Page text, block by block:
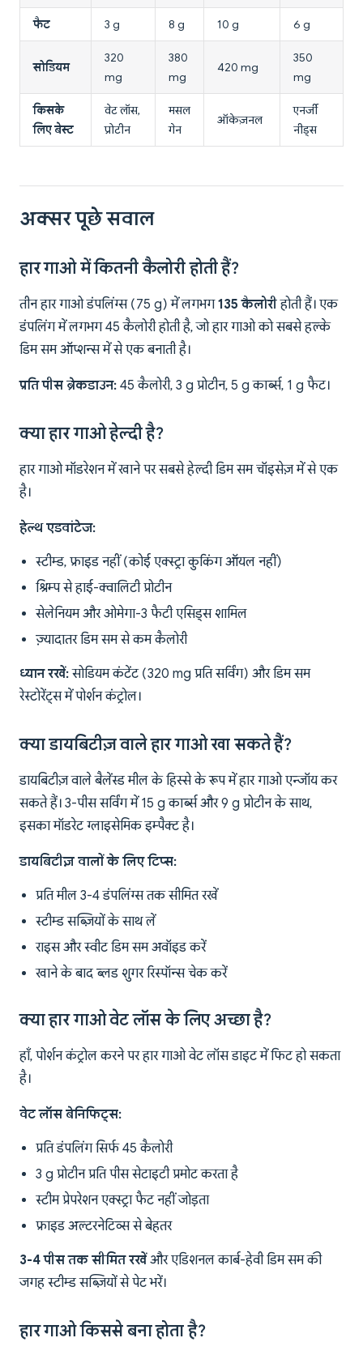
फैट 3 g 8 g 10 g 6 g
सोडियम
320
mg
380
mg
420 mg
350
mg
किसके
लिए बेस्ट
वेट लॉस,
प्रोटीन
मसल
गेन
ऑकेज़नल
एनर्जी
नीड्स
अक्सर पूछे सवाल
हार गाओ में कितनी कैलोरी होती हैं?
तीन हार गाओ डंपलिंग्स (75 g) में लगभग135 कैलोरीहोती हैं। एक
डंपलिंग में लगभग 45 कैलोरी होती है, जो हार गाओ को सबसे हल्के
डिम सम ऑप्शन्स में से एक बनाती है।
प्रति पीस ब्रेकडाउन: 45 कैलोरी, 3 g प्रोटीन, 5 g कार्ब्स, 1 g फैट।
क्या हार गाओ हेल्दी है?
हार गाओ मॉडरेशन में खाने पर सबसे हेल्दी डिम सम चॉइसेज़ में से एक
है।
हेल्थ एडवांटेज:
स्टीम्ड, फ्राइड नहीं (कोई एक्स्ट्रा कुकिंग ऑयल नहीं)
श्रिम्प से हाई-क्वालिटी प्रोटीन
सेलेनियम और ओमेगा-3 फैटी एसिड्स शामिल
ज़्यादातर डिम सम से कम कैलोरी
ध्यान रखें:सोडियम कंटेंट (320 mg प्रति सर्विंग) और डिम सम
रेस्टोरेंट्स में पोर्शन कंट्रोल।
क्या डायबिटीज़ वाले हार गाओ खा सकते हैं?
डायबिटीज़ वाले बैलेंस्ड मील के हिस्से के रूप में हार गाओ एन्जॉय कर
सकते हैं। 3-पीस सर्विंग में 15 g कार्ब्स और 9 g प्रोटीन के साथ,
इसका मॉडरेट ग्लाइसेमिक इम्पैक्ट है।
डायबिटीज़ वालों के लिए टिप्स:
प्रति मील 3-4 डंपलिंग्स तक सीमित रखें
स्टीम्ड सब्ज़ियों के साथ लें
राइस और स्वीट डिम सम अवॉइड करें
खाने के बाद ब्लड शुगर रिस्पॉन्स चेक करें
क्या हार गाओ वेट लॉस के लिए अच्छा है?
हाँ, पोर्शन कंट्रोल करने पर हार गाओ वेट लॉस डाइट में फिट हो सकता
है।
वेट लॉस बेनिफिट्स:
प्रति डंपलिंग सिर्फ 45 कैलोरी
3 g प्रोटीन प्रति पीस सेटाइटी प्रमोट करता है
स्टीम प्रेपरेशन एक्स्ट्रा फैट नहीं जोड़ता
फ्राइड अल्टरनेटिव्स से बेहतर
3-4 पीस तक सीमित रखें और एडिशनल कार्ब-हेवी डिम सम की
जगह स्टीम्ड सब्ज़ियों से पेट भरें।
हार गाओ किससे बना होता है?